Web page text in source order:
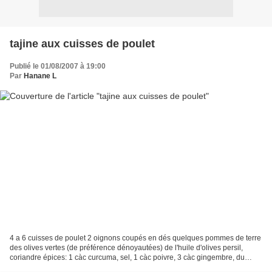
tajine aux cuisses de poulet
Publié le 01/08/2007 à 19:00
Par Hanane L
4 a 6 cuisses de poulet 2 oignons coupés en dés quelques pommes de terre
des olives vertes (de préférence dénoyautées) de l'huile d'olives persil,
coriandre épices: 1 càc curcuma, sel, 1 càc poivre, 3 càc gingembre, du